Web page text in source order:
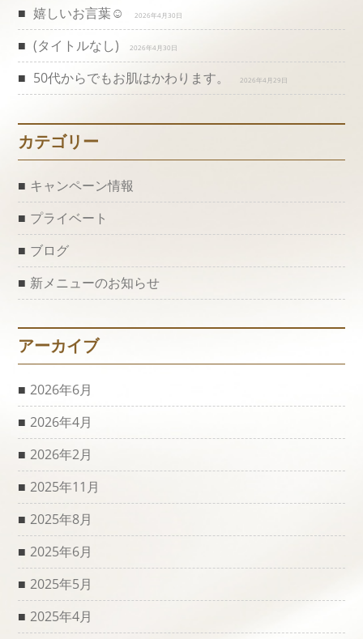
嬉しいお言葉☺️ 2026年4月30日
(タイトルなし) 2026年4月30日
50代からでもお肌はかわります。 2026年4月29日
カテゴリー
キャンペーン情報
プライベート
ブログ
新メニューのお知らせ
アーカイブ
2026年6月
2026年4月
2026年2月
2025年11月
2025年8月
2025年6月
2025年5月
2025年4月